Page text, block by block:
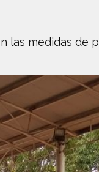
las medidas de